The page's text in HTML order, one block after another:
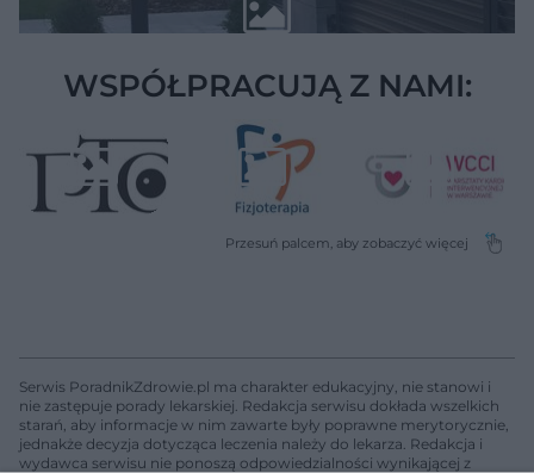
WSPÓŁPRACUJĄ Z NAMI:
Serwis PoradnikZdrowie.pl ma charakter edukacyjny, nie stanowi i
nie zastępuje porady lekarskiej. Redakcja serwisu dokłada wszelkich
starań, aby informacje w nim zawarte były poprawne merytorycznie,
jednakże decyzja dotycząca leczenia należy do lekarza. Redakcja i
wydawca serwisu nie ponoszą odpowiedzialności wynikającej z